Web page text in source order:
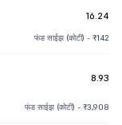
16.24
फंड साईझ (कोटी) - ₹142
8.93
फंड साईझ (कोटी) - ₹3,908